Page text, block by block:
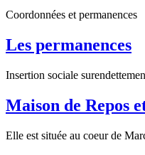
Coordonnées et permanences
Les permanences
Insertion sociale
Maison de Repos
Elle est située au coeur de